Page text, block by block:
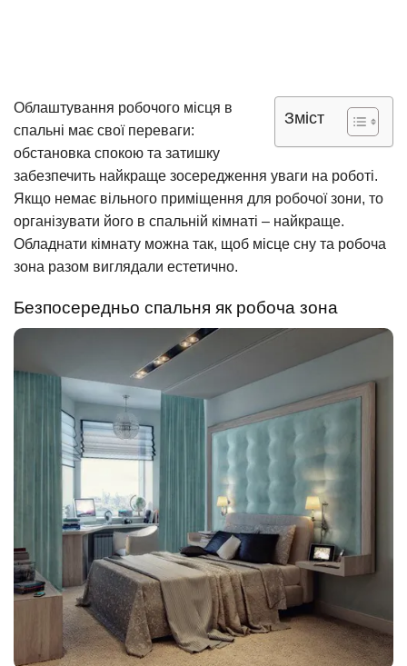
Зміст
Облаштування робочого місця в
спальні має свої переваги:
обстановка спокою та затишку
забезпечить найкраще зосередження уваги на роботі.
Якщо немає вільного приміщення для робочої зони, то
організувати його в спальній кімнаті – найкраще.
Обладнати кімнату можна так, щоб місце сну та робоча
зона разом виглядали естетично.
Безпосередньо спальня як робоча зона